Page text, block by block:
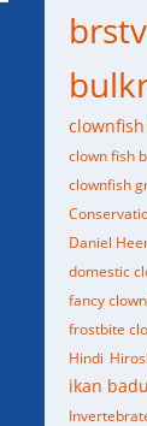
brstv
clown fish
clownfish
Daniel
domestic
fancy
frostbite
Hindi
ikan